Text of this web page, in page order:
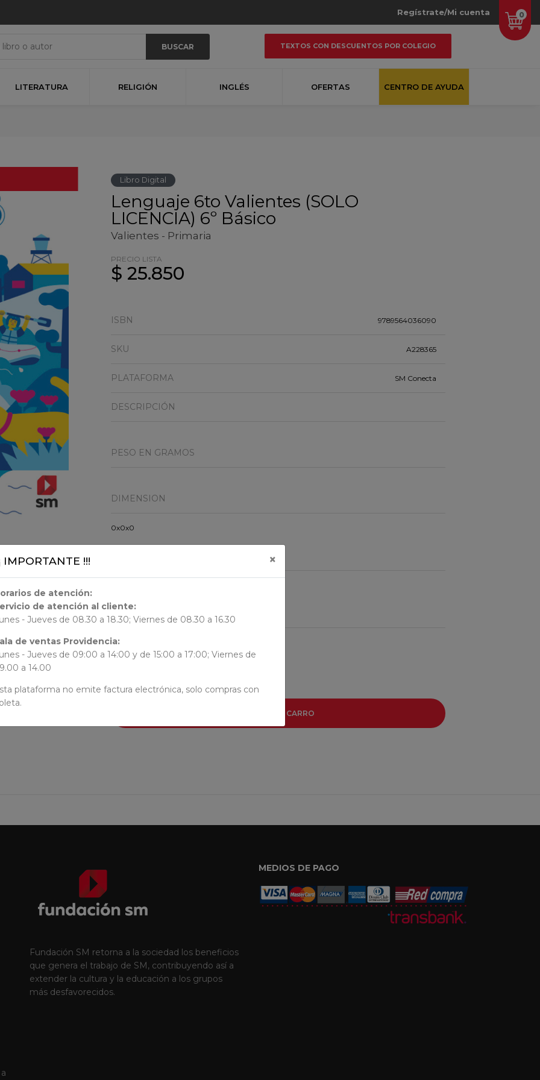
0
Regístrate/Mi cuenta
BUSCAR TEXTOS CON DESCUENTOS POR COLEGIO
LITERATURA RELIGIÓN INGLÉS OFERTAS CENTRO DE AYUDA
Libro Digital
Lenguaje 6to Valientes (SOLO
LICENCIA) 6º Básico
Valientes - Primaria
PRECIO LISTA
$ 25.850
ISBN 9789564036090
SKU A228365
PLATAFORMA SM Conecta
DESCRIPCIÓN
PESO EN GRAMOS
DIMENSION
0x0x0
AUTORES
N/N
AÑADIR AL CARRO
Fundación SM retorna a la sociedad los beneficios
que genera el trabajo de SM, contribuyendo así a
extender la cultura y la educación a los grupos
más desfavorecidos.
MEDIOS DE PAGO
IMPORTANTE !!! ×
de atención:
de atención al cliente:
- Jueves de 08.30 a 18.30; Viernes de 08.30 a 16.30
de ventas Providencia:
- Jueves de 09:00 a 14:00 y de 15:00 a 17:00; Viernes de
a 14.00
plataforma no emite factura electrónica, solo compras con